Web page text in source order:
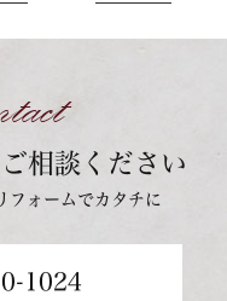
相談ください
フォームでカタチに
1024